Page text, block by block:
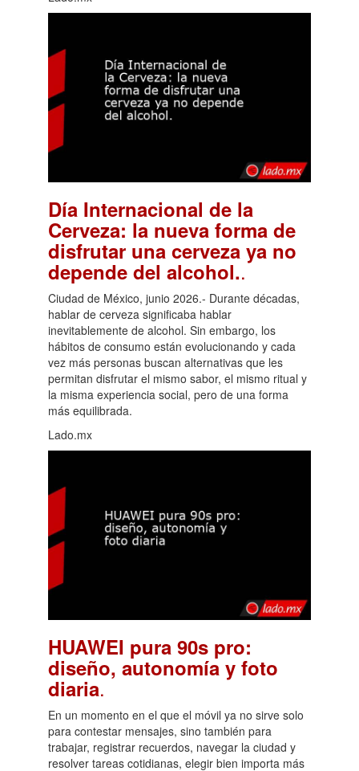
Día Internacional de la
Cerveza: la nueva forma de
disfrutar una cerveza ya no
depende del alcohol..
Ciudad de México, junio 2026.- Durante décadas,
hablar de cerveza significaba hablar
inevitablemente de alcohol. Sin embargo, los
hábitos de consumo están evolucionando y cada
vez más personas buscan alternativas que les
permitan disfrutar el mismo sabor, el mismo ritual y
la misma experiencia social, pero de una forma
más equilibrada.
Lado.mx
HUAWEI pura 90s pro:
diseño, autonomía y foto
diaria.
En un momento en el que el móvil ya no sirve solo
para contestar mensajes, sino también para
trabajar, registrar recuerdos, navegar la ciudad y
resolver tareas cotidianas, elegir bien importa más